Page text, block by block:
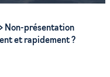
Non-présentation
et rapidement ?